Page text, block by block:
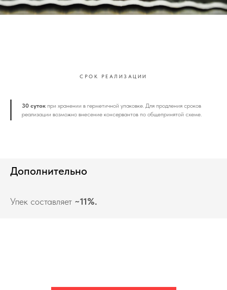
СРОК РЕАЛИЗАЦИИ
30 суток при хранении в герметичной упаковке. Для продления сроков
реализации возможно внесение консервантов по общепринятой схеме.
Дополнительно
Упек составляет ~11%.